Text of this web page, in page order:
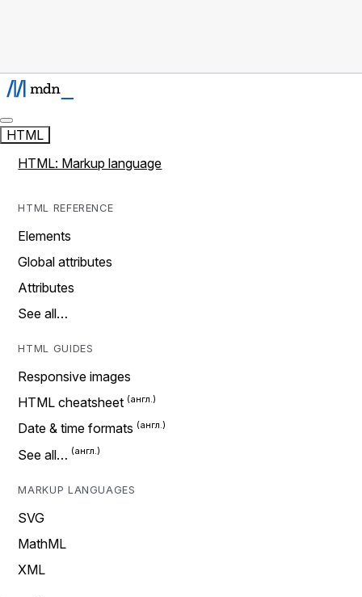
HTML
HTML: Markup language
HTML REFERENCE
Elements
Global attributes
Attributes
See all…
HTML GUIDES
Responsive images
HTML cheatsheet
Date & time formats
See all…
MARKUP LANGUAGES
SVG
MathML
XML